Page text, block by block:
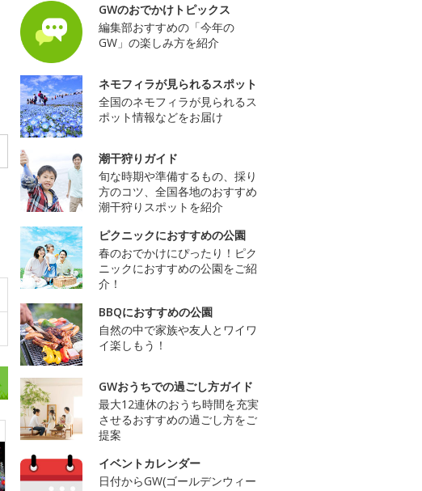
GWのおでかけトピックス
編集部おすすめの「今年の
GW」の楽しみ方を紹介
ネモフィラが見られるスポット
全国のネモフィラが見られるス
ポット情報などをお届け
潮干狩りガイド
旬な時期や準備するもの、採り
方のコツ、全国各地のおすすめ
潮干狩りスポットを紹介
ピクニックにおすすめの公園
春のおでかけにぴったり！ピク
ニックにおすすめの公園をご紹
介！
BBQにおすすめの公園
自然の中で家族や友人とワイワ
イ楽しもう！
GWおうちでの過ごし方ガイド
最大12連休のおうち時間を充実
させるおすすめの過ごし方をご
提案
イベントカレンダー
日付からGW(ゴールデンウィー